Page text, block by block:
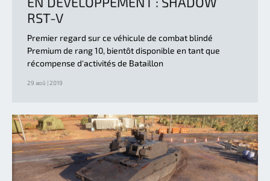
RST-V
Premier regard sur ce véhicule de combat blindé
Premium de rang 10, bientôt disponible en tant que
récompense d'activités de Bataillon
29 aoû | 2019